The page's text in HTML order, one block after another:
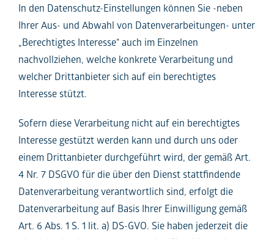
In den Datenschutz-Einstellungen können Sie -neben
Ihrer Aus- und Abwahl von Datenverarbeitungen- unter
„Berechtigtes Interesse“ auch im Einzelnen
nachvollziehen, welche konkrete Verarbeitung und
welcher Drittanbieter sich auf ein berechtigtes
Interesse stützt.
Sofern diese Verarbeitung nicht auf ein berechtigtes
Interesse gestützt werden kann und durch uns oder
einem Drittanbieter durchgeführt wird, der gemäß Art.
4 Nr. 7 DSGVO für die über den Dienst stattfindende
Datenverarbeitung verantwortlich sind, erfolgt die
Datenverarbeitung auf Basis Ihrer Einwilligung gemäß
Art. 6 Abs. 1 S. 1 lit. a) DS-GVO. Sie haben jederzeit die